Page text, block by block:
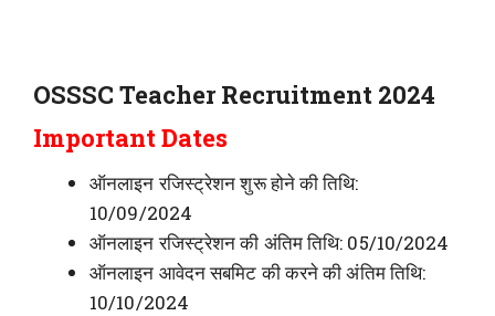
OSSSC Teacher Recruitment 2024
Important Dates
ऑनलाइन रजिस्ट्रेशन शुरू होने की तिथि:
10/09/2024
ऑनलाइन रजिस्ट्रेशन की अंतिम तिथि: 05/10/2024
ऑनलाइन आवेदन सबमिट की करने की अंतिम तिथि:
10/10/2024